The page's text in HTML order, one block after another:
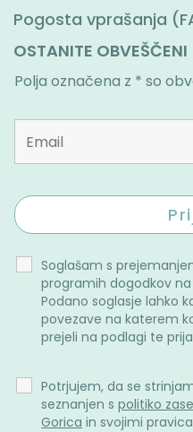
Pogosta vprašanja
OSTANITE OBVEŠČENI
Polja označena z * so
Soglašam s
programih dogodkov
Podano soglasje lahko
povezave na katerem
prejeli na podlagi te
Potrjujem, da se
seznanjen s politiko
Gorica in svojimi